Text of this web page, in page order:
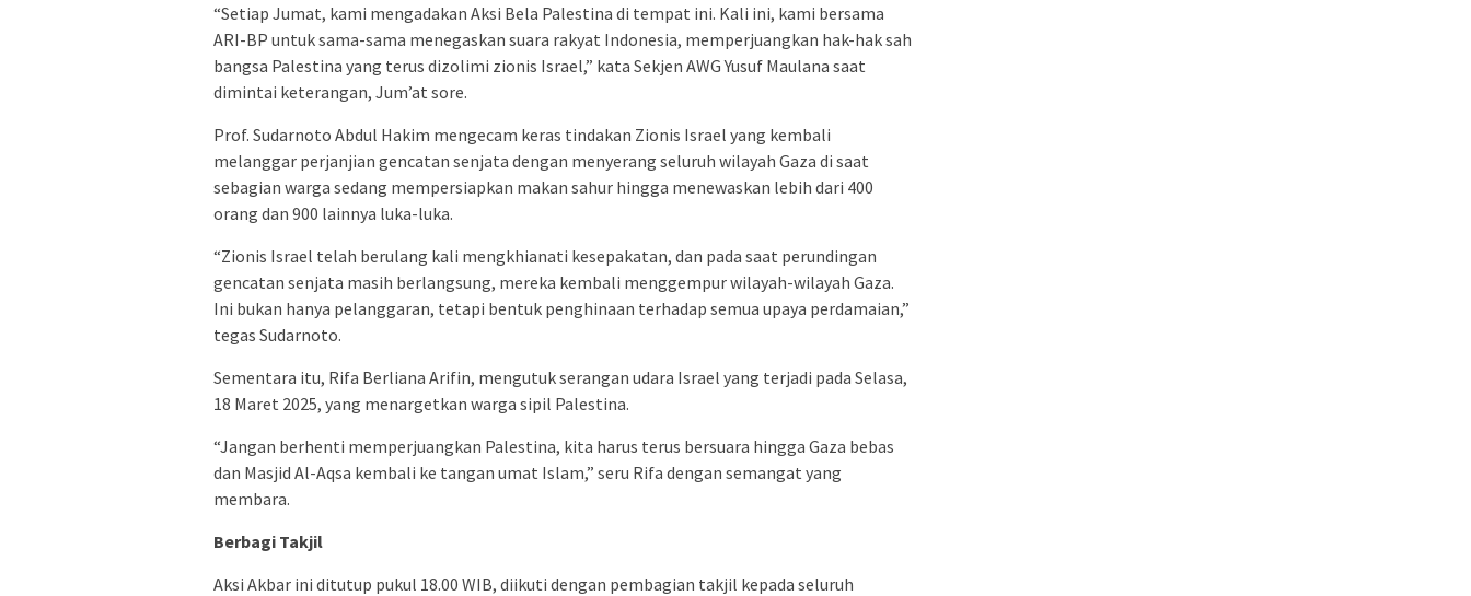
“Setiap Jumat, kami mengadakan Aksi Bela Palestina di tempat ini. Kali ini, kami bersama
ARI-BP untuk sama-sama menegaskan suara rakyat Indonesia, memperjuangkan hak-hak sah
bangsa Palestina yang terus dizolimi zionis Israel,” kata Sekjen AWG Yusuf Maulana saat
dimintai keterangan, Jum’at sore.
Prof. Sudarnoto Abdul Hakim mengecam keras tindakan Zionis Israel yang kembali
melanggar perjanjian gencatan senjata dengan menyerang seluruh wilayah Gaza di saat
sebagian warga sedang mempersiapkan makan sahur hingga menewaskan lebih dari 400
orang dan 900 lainnya luka-luka.
“Zionis Israel telah berulang kali mengkhianati kesepakatan, dan pada saat perundingan
gencatan senjata masih berlangsung, mereka kembali menggempur wilayah-wilayah Gaza.
Ini bukan hanya pelanggaran, tetapi bentuk penghinaan terhadap semua upaya perdamaian,”
tegas Sudarnoto.
Sementara itu, Rifa Berliana Arifin, mengutuk serangan udara Israel yang terjadi pada Selasa,
18 Maret 2025, yang menargetkan warga sipil Palestina.
“Jangan berhenti memperjuangkan Palestina, kita harus terus bersuara hingga Gaza bebas
dan Masjid Al-Aqsa kembali ke tangan umat Islam,” seru Rifa dengan semangat yang
membara.
Berbagi Takjil
Aksi Akbar ini ditutup pukul 18.00 WIB, diikuti dengan pembagian takjil kepada seluruh